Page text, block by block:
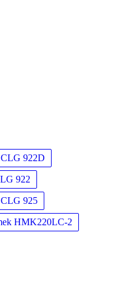
922D
922
925
HMK220LC-2